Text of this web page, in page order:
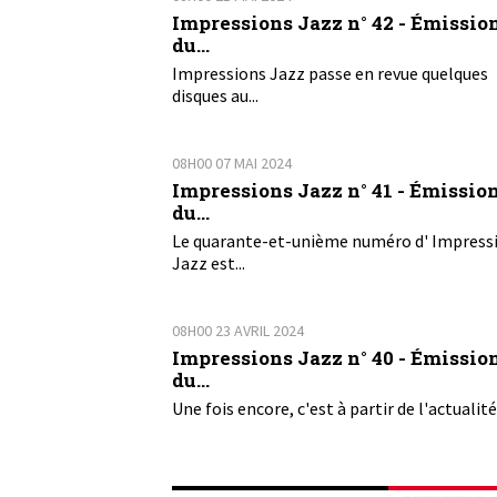
Impressions Jazz n° 42 -
du...
Impressions Jazz passe en revue quelques
disques au...
08H00 07 MAI 2024
Impressions Jazz n° 41 -
du...
Le quarante-et-unième numéro d'
Jazz est...
08H00 23 AVRIL 2024
Impressions Jazz n° 40 -
du...
Une fois encore, c'est à partir de l'actualité